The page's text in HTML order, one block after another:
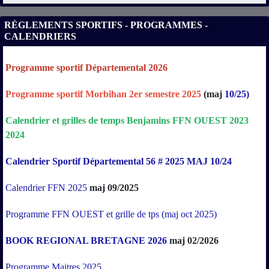
RÈGLEMENTS SPORTIFS - PROGRAMMES -
CALENDRIERS
Programme sportif Départemental 2026
Programme sportif Morbihan 2er semestre 2025 (maj 10/25)
Calendrier et grilles de temps Benjamins FFN OUEST 2023
2024
Calendrier Sportif Départemental 56 # 2025 MAJ 10/24
Calendrier FFN 2025 maj 09/2025
Programme FFN OUEST et grille de tps (maj oct 2025)
BOOK REGIONAL BRETAGNE 2026 maj 02/2026
Programme Maitres 2025